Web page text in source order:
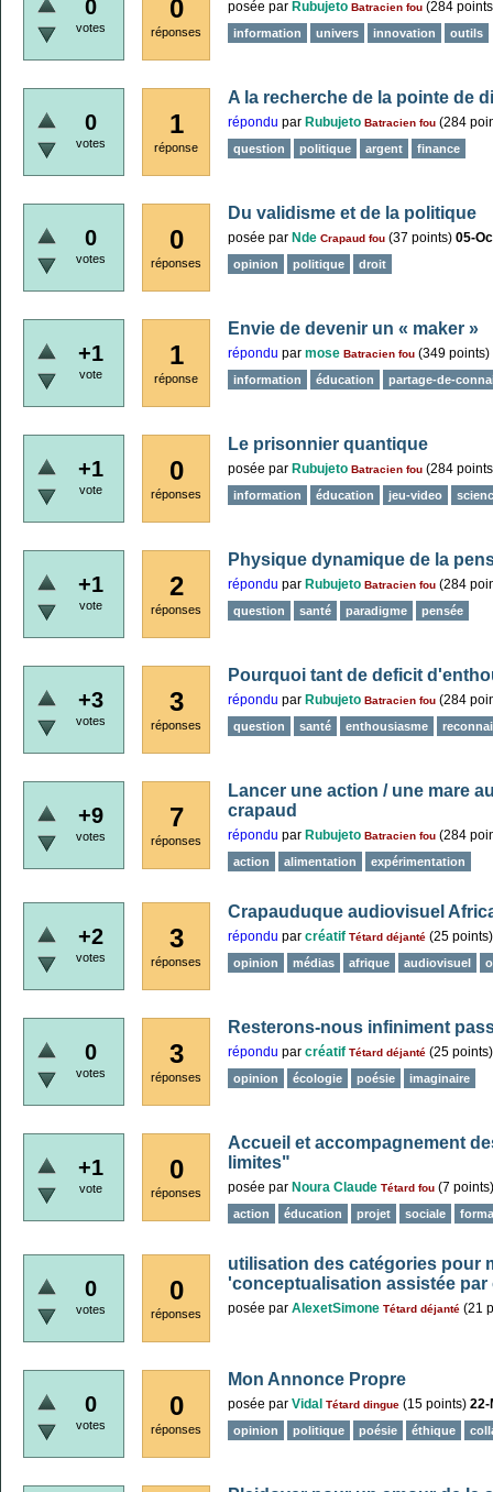
0
votes
0
réponses
posée par Rubujeto Batracien fou (284
information univers innovation outils
0
votes
1
réponse
A la recherche de la pointe de
répondu par Rubujeto Batracien fou (284
question politique argent finance
0
votes
0
réponses
Du validisme et de la politique
posée par Nde Crapaud fou (37 points) 05-
opinion politique droit
+1
vote
1
réponse
Envie de devenir un « maker »
répondu par mose Batracien fou (349 points)
information éducation partage-de-
+1
vote
0
réponses
Le prisonnier quantique
posée par Rubujeto Batracien fou (284
information éducation jeu-video
+1
vote
2
réponses
Physique dynamique de la
répondu par Rubujeto Batracien fou (284
question santé paradigme pensée
+3
votes
3
réponses
Pourquoi tant de deficit
répondu par Rubujeto Batracien fou (284
question santé enthousiasme
+9
votes
7
réponses
Lancer une action / une mare
crapaud
répondu par Rubujeto Batracien fou (284
action alimentation expérimentation
+2
votes
3
réponses
Crapauduque audiovisuel
répondu par créatif Tétard déjanté (25 points)
opinion médias afrique audiovisuel
0
votes
3
réponses
Resterons-nous infiniment
répondu par créatif Tétard déjanté (25 points)
opinion écologie poésie imaginaire
+1
vote
0
réponses
Accueil et accompagnement
limites"
posée par Noura Claude Tétard fou (7 points)
action éducation projet sociale
0
votes
0
réponses
utilisation des catégories pour
'conceptualisation assistée
posée par AlexetSimone Tétard déjanté (21
0
votes
0
réponses
Mon Annonce Propre
posée par Vidal Tétard dingue (15 points) 22-
opinion politique poésie éthique